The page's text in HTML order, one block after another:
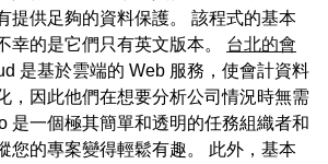
提供足夠的資料保護。 該程式的基本
幸的是它們只有英文版本。 台北的會
是基於雲端的 Web 服務，使會計資料
，因此他們在想要分析公司情況時無需
是一個極其簡單和透明的任務組織者和
您的專案變得輕鬆有趣。 此外，基本